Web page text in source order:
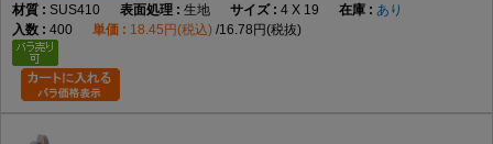
SUS410
生地 4 X 19
あり
400
18.45円(税込) 16.78円(税抜)